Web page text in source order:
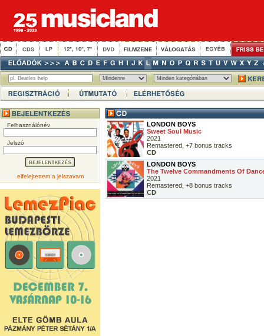
Felhasználónév
Jelszó
elfelejtettem a jelszavam
LONDON BOYS
Sweet Soul Music
2021
Remastered, +7 bonus tracks
CD
LONDON BOYS
The Twelve Commandments Of
2021
Remastered, +8 bonus tracks
CD